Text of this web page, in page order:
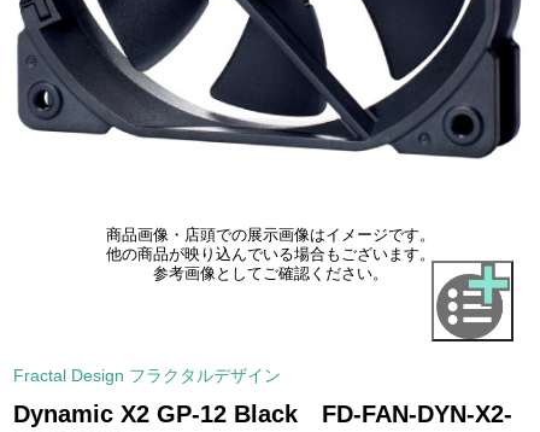
商品画像・店頭での展示画像はイメージです。
他の商品が映り込んでいる場合もございます。
参考画像としてご確認ください。
Fractal Design フラクタルデザイン
Dynamic X2 GP-12 Black FD-FAN-DYN-X2-